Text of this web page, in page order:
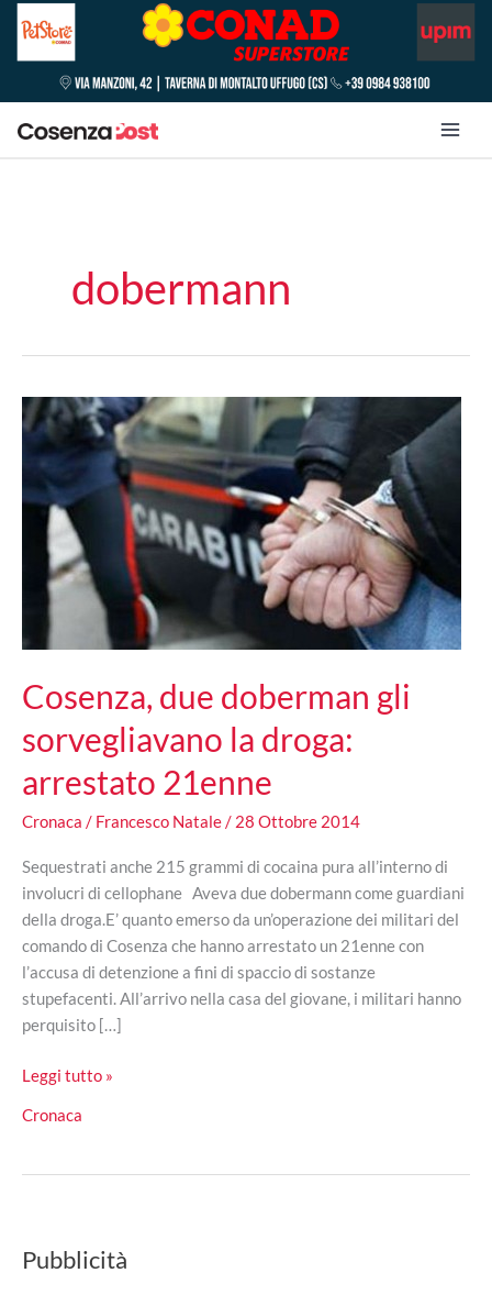
dobermann
Cosenza, due doberman gli
sorvegliavano la droga:
arrestato 21enne
Cronaca / Francesco Natale/ 28 Ottobre 2014
Sequestrati anche 215 grammi di cocaina pura all’interno di
involucri di cellophane Aveva due dobermann come guardiani
della droga.E’ quanto emerso da un’operazione dei militari del
comando di Cosenza che hanno arrestato un 21enne con
l’accusa di detenzione a fini di spaccio di sostanze
stupefacenti. All’arrivo nella casa del giovane, i militari hanno
perquisito […]
Cosenza,
doberman
sorvegliavano
arrestato
Leggi tutto »
Cronaca
Pubblicità